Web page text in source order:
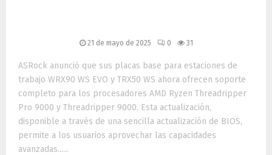
21 de mayo de 2025 0 31
ASRock anunció que sus placas base para estaciones de
trabajo WRX90 WS EVO y TRX50 WS ahora ofrecen soporte
completo para los procesadores AMD Ryzen Threadripper
Pro 9000 y Threadripper 9000. Esta actualización,
disponible a través de una sencilla actualización de BIOS,
permite a los usuarios aprovechar las capacidades
avanzadas......